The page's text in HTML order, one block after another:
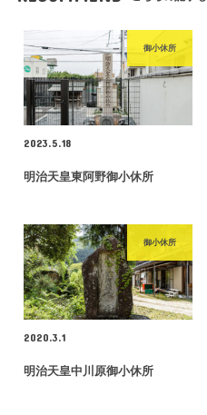
御小休所
2023.5.18
明治天皇東阿野御小休所
御小休所
2020.3.1
明治天皇中川原御小休所